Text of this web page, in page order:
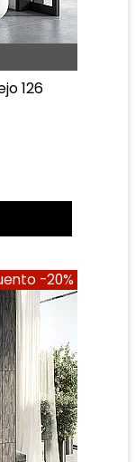
126
-20%